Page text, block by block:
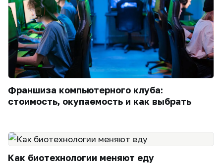
Франшиза компьютерного клуба:
стоимость, окупаемость и как выбрать
Как биотехнологии меняют еду